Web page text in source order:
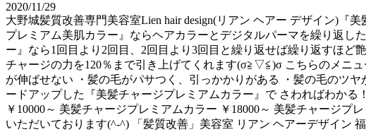
2020/11/29
大野城髪質改善専門美容室Lien hair design(リアン ヘアー デザイン)『
プレミアム美肌カラー』ならヘアカラーとデジタルパーマを繰り返し
ー』なら1回目より2回目、2回目より3回目と繰り返せば繰り返すほ
チャージの力を120％まで引き上げてくれます(σ≧▽≦)σ こちらのメニ
が伸ばせない ・髪の毛がパサつく、引っかかりがある ・髪の毛のツ
ードアップした『美髪チャージプレミアムカラー』で さわればわか
￥10000～ 美髪チャージプレミアムカラー ￥18000～ 美髪チャージプ
いただいております(^-^) 「髪質改善」美容室 リアン ヘアーデザイン